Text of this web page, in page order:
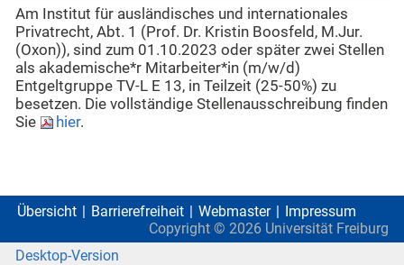
Am Institut für ausländisches und internationales
Privatrecht, Abt. 1 (Prof. Dr. Kristin Boosfeld, M.Jur.
(Oxon)), sind zum 01.10.2023 oder später zwei Stellen
als akademische*r Mitarbeiter*in (m/w/d)
Entgeltgruppe TV-L E 13, in Teilzeit (25-50%) zu
besetzen. Die vollständige Stellenausschreibung finden
Sie
hier.
Übersicht Barrierefreiheit Webmaster
Impressum
Copyright © 2026 Universität Freiburg
Desktop-Version